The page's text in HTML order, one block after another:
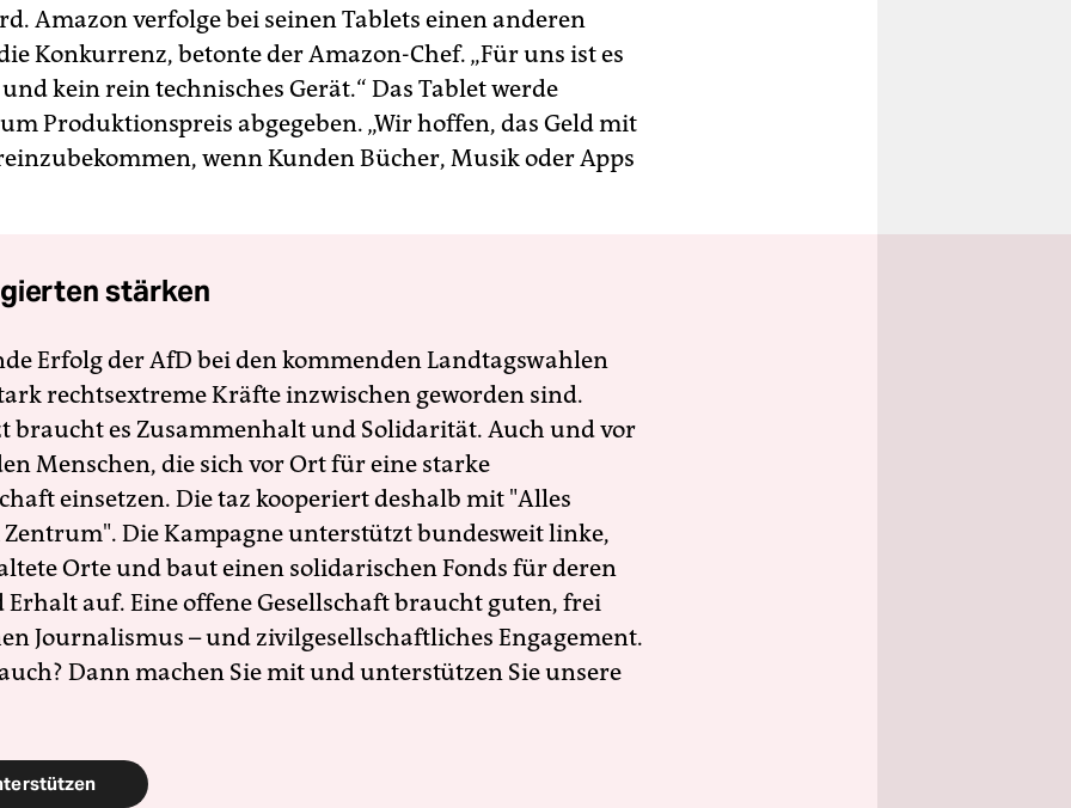
Amazon verfolge bei seinen Tablets einen anderen
Konkurrenz, betonte der Amazon-Chef. „Für uns ist es
kein rein technisches Gerät.“ Das Tablet werde
Produktionspreis abgegeben. „Wir hoffen, das Geld mit
wenn Kunden Bücher, Musik oder Apps
stärken
Erfolg der AfD bei den kommenden Landtagswahlen
rechtsextreme Kräfte inzwischen geworden sind.
braucht es Zusammenhalt und Solidarität. Auch und vor
Menschen, die sich vor Ort für eine starke
einsetzen. Die taz kooperiert deshalb mit "Alles
Die Kampagne unterstützt bundesweit linke,
Orte und baut einen solidarischen Fonds für deren
Erhalt auf. Eine offene Gesellschaft braucht guten, frei
Journalismus – und zivilgesellschaftliches Engagement.
Dann machen Sie mit und unterstützen Sie unsere